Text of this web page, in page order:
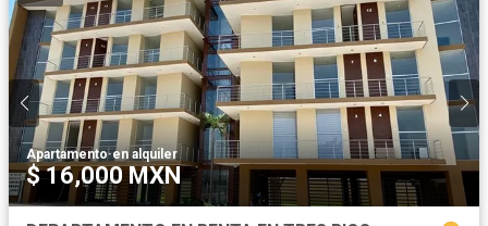
Apartamento·en alquiler
$ 16,000 MXN